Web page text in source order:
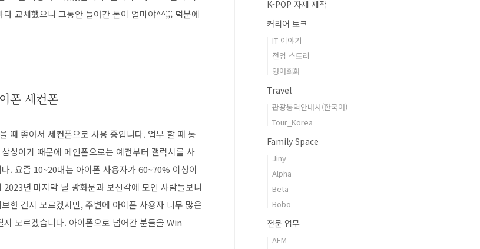
교체했으니 그동안 들어간 돈이 얼마야^^;;; 덕분에
폰 세컨폰
때 좋아서 세컨폰으로 사용 중입니다. 업무 할 때 통
성이기 때문에 메인폰으로는 예전부터 갤럭시를 사
. 요즘 10~20대는 아이폰 사용자가 60~70% 이상이
년 마지막 날 광화문과 보신각에 모인 사람들보니
한 건지 모르겠지만, 주변에 아이폰 사용자 너무 많은
모르겠습니다. 아이폰으로 넘어간 분들을 Win
K-POP 자제 제작
커리어 토크
IT 이야기
전업 스토리
영어회화
Travel
관광통역안내사(한국어)
Tour_Korea
Family Space
Jiny
Alpha
Beta
Bobo
전문 업무
AEM